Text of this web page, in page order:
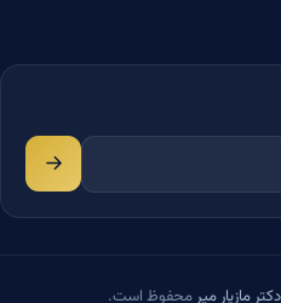
دکتر مازیار میر محفوظ است.